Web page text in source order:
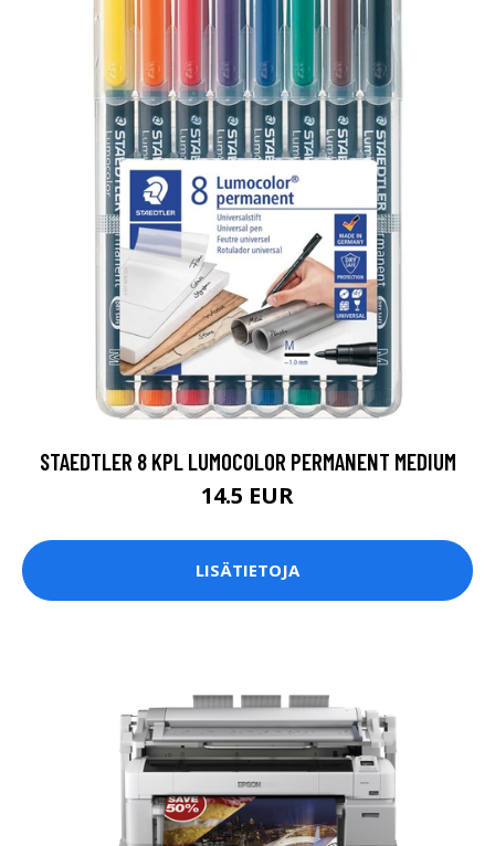
STAEDTLER 8 KPL LUMOCOLOR PERMANENT MEDIUM
14.5 EUR
LISÄTIETOJA